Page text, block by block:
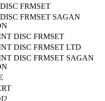
FRMSET
FRMSET SAGAN
DISC FRMSET
DISC FRMSET LTD
DISC FRMSET SAGAN